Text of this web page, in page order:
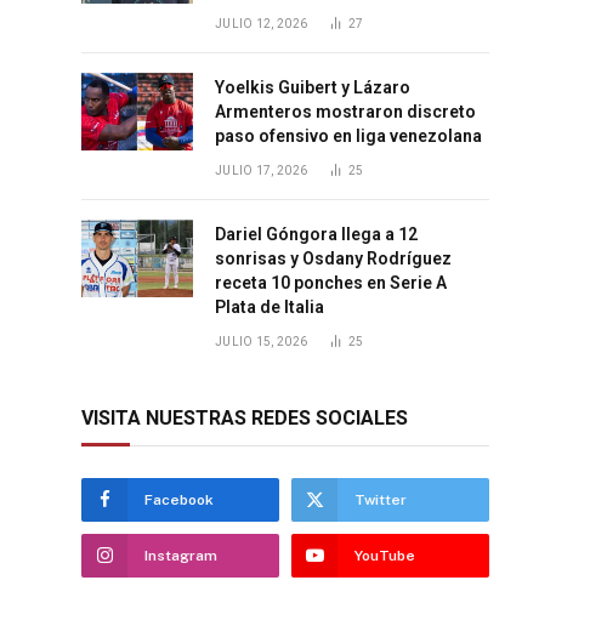
JULIO 12, 2026 27
Yoelkis Guibert y Lázaro
Armenteros mostraron discreto
paso ofensivo en liga venezolana
JULIO 17, 2026 25
Dariel Góngora llega a 12
sonrisas y Osdany Rodríguez
receta 10 ponches en Serie A
Plata de Italia
JULIO 15, 2026 25
VISITA NUESTRAS REDES SOCIALES
Facebook Twitter
Instagram YouTube